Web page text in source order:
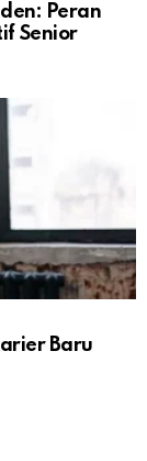
Peran
Senior
Baru